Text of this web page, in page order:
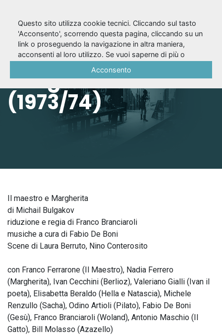
Il maestro e
Margherita
(1973/74)
Il maestro e Margherita
di Michail Bulgakov
riduzione e regia di Franco Branciaroli
musiche a cura di Fabio De Boni
Scene di Laura Berruto, Nino Conterosito
con Franco Ferrarone (Il Maestro), Nadia Ferrero
(Margherita), Ivan Cecchini (Berlioz), Valeriano Gialli (Ivan il
poeta), Elisabetta Beraldo (Hella e Natascia), Michele
Renzullo (Sacha), Odino Artioli (Pilato), Fabio De Boni
(Gesù), Franco Branciaroli (Woland), Antonio Maschio (Il
Gatto), Bill Molasso (Azazello)
Questo sito utilizza cookie tecnici. Cliccando sul tasto
'Acconsento', scorrendo questa pagina, cliccando su un
link o proseguendo la navigazione in altra maniera,
acconsenti al loro utilizzo. Se vuoi saperne di più o
Acconsento